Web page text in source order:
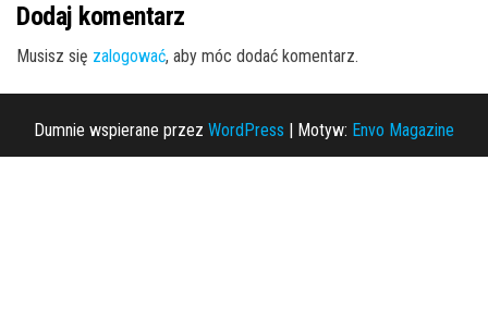
Dodaj komentarz
Musisz się zalogować, aby móc dodać komentarz.
Dumnie wspierane przez WordPress | Motyw: Envo Magazine